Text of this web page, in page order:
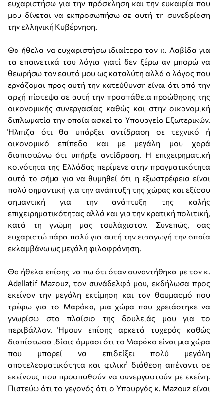
ευχαριστήσω για την πρόσκληση και την ευκαιρία που
μου δίνεται να εκπροσωπήσω σε αυτή τη συνεδρίαση
την ελληνική Κυβέρνηση.
Θα ήθελα να ευχαριστήσω ιδιαίτερα τον κ. Λαβίδα για
τα επαινετικά του λόγια γιατί δεν ξέρω αν μπορώ να
θεωρήσω τον εαυτό μου ως καταλύτη αλλά ο λόγος που
εργάζομαι προς αυτή την κατεύθυνση είναι ότι από την
αρχή πίστεψα σε αυτή την προσπάθεια προώθησης της
οικονομικής συνεργασίας καθώς και στην οικονομική
διπλωματία την οποία ασκεί το Υπουργείο Εξωτερικών.
Ήλπιζα ότι θα υπάρξει αντίδραση σε τεχνικό ή
οικονομικό επίπεδο και με μεγάλη μου χαρά
διαπιστώνω ότι υπήρξε αντίδραση. Η επιχειρηματική
κοινότητα της Ελλάδας περίμενε στην πραγματικότητα
αυτό το σήμα για να θυμηθεί ότι η εξωστρέφεια είναι
πολύ σημαντική για την ανάπτυξη της χώρας και εξίσου
σημαντική για την ανάπτυξη της καλής
επιχειρηματικότητας αλλά και για την κρατική πολιτική,
κατά τη γνώμη μας τουλάχιστον. Συνεπώς, σας
ευχαριστώ πάρα πολύ για αυτή την εισαγωγή την οποία
εκλαμβάνω ως μεγάλη φιλοφρόνηση.
Θα ήθελα επίσης να πω ότι όταν συναντήθηκα με τον κ.
Adellatif Mazouz, τον συνάδελφό μου, εκδήλωσα προς
εκείνον την μεγάλη εκτίμηση και τον θαυμασμό που
τρέφω για το Μαρόκο, μια χώρα που χρειάστηκε να
γνωρίσω στο πλαίσιο της δουλειάς μου για το
περιβάλλον. Ήμουν επίσης αρκετά τυχερός καθώς
διαπίστωσα ιδίοις όμμασι ότι το Μαρόκο είναι μια χώρα
που μπορεί να επιδείξει πολύ μεγάλη
αποτελεσματικότητα και φιλική διάθεση απέναντι σε
εκείνους που προσπαθούν να συνεργαστούν με εκείνη.
Πιστεύω ότι το γεγονός ότι ο Υπουργός κ. Mazouz είναι